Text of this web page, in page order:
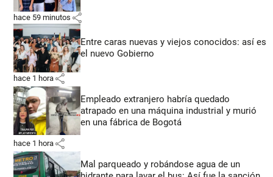
hace 59 minutos share
Entre caras nuevas y viejos conocidos: así es
el nuevo Gobierno
hace 1 hora share
Empleado extranjero habría quedado
atrapado en una máquina industrial y murió
en una fábrica de Bogotá
hace 1 hora share
Mal parqueado y robándose agua de un